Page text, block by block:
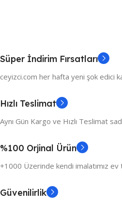
Süper İndirim Fırsatları
ceyizci.com her hafta yeni şok edici
Hızlı Teslimat
Aynı Gün Kargo ve Hızlı Teslimat
%100 Orjinal Ürün
+1000 Üzerinde kendi imalatımız
Güvenilirlik